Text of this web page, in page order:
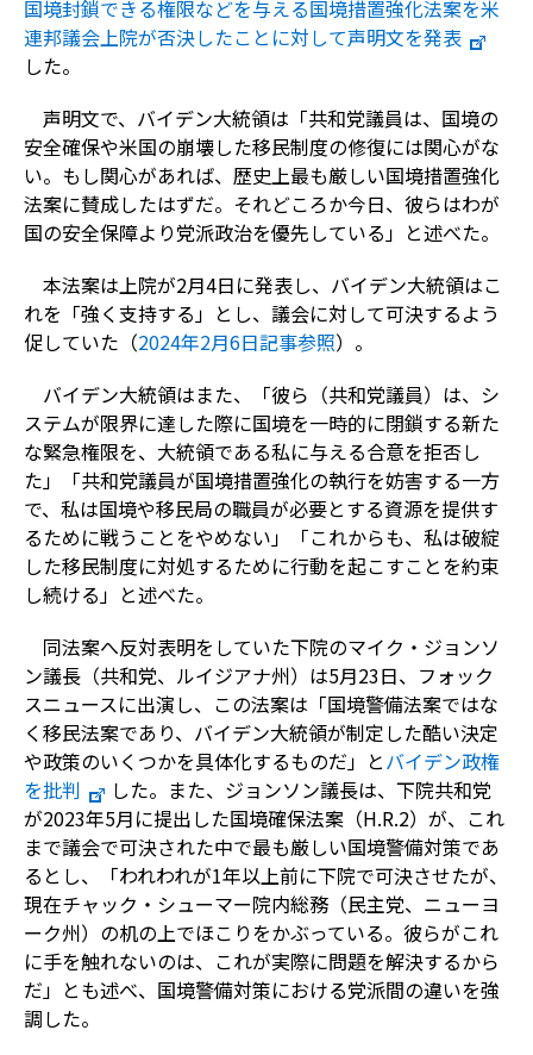
国境封鎖できる権限などを与える国境措置強化法案を米
連邦議会上院が否決したことに対して声明文を発表
した。
声明文で、バイデン大統領は「共和党議員は、国境の
安全確保や米国の崩壊した移民制度の修復には関心がな
い。もし関心があれば、歴史上最も厳しい国境措置強化
法案に賛成したはずだ。それどころか今日、彼らはわが
国の安全保障より党派政治を優先している」と述べた。
本法案は上院が2月4日に発表し、バイデン大統領はこ
れを「強く支持する」とし、議会に対して可決するよう
促していた（2024年2月6日記事参照）。
バイデン大統領はまた、「彼ら（共和党議員）は、シ
ステムが限界に達した際に国境を一時的に閉鎖する新た
な緊急権限を、大統領である私に与える合意を拒否し
た」「共和党議員が国境措置強化の執行を妨害する一方
で、私は国境や移民局の職員が必要とする資源を提供す
るために戦うことをやめない」「これからも、私は破綻
した移民制度に対処するために行動を起こすことを約束
し続ける」と述べた。
同法案へ反対表明をしていた下院のマイク・ジョンソ
ン議長（共和党、ルイジアナ州）は5月23日、フォック
スニュースに出演し、この法案は「国境警備法案ではな
く移民法案であり、バイデン大統領が制定した酷い決定
や政策のいくつかを具体化するものだ」とバイデン政権
を批判
した。また、ジョンソン議長は、下院共和党
が2023年5月に提出した国境確保法案（H.R.2）が、これ
まで議会で可決された中で最も厳しい国境警備対策であ
るとし、「われわれが1年以上前に下院で可決させたが、
現在チャック・シューマー院内総務（民主党、ニューヨ
ーク州）の机の上でほこりをかぶっている。彼らがこれ
に手を触れないのは、これが実際に問題を解決するから
だ」とも述べ、国境警備対策における党派間の違いを強
調した。